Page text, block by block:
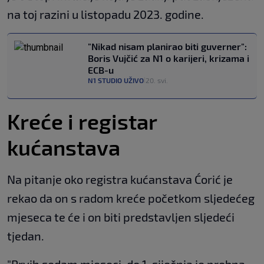
na toj razini u listopadu 2023. godine.
"Nikad nisam planirao biti guverner":
Boris Vujčić za N1 o karijeri, krizama i
ECB-u
N1 STUDIO UŽIVO 20. svi.
Kreće i registar
kućanstava
Na pitanje oko registra kućanstava Ćorić je
rekao da on s radom kreće početkom sljedećeg
mjeseca te će i on biti predstavljen sljedeći
tjedan.